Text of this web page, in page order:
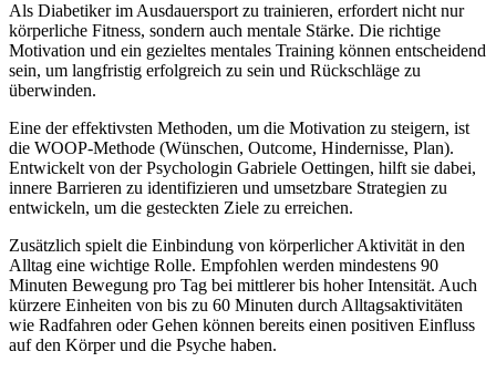
Als Diabetiker im Ausdauersport zu trainieren, erfordert nicht nur
körperliche Fitness, sondern auch mentale Stärke. Die richtige
Motivation und ein gezieltes mentales Training können entscheidend
sein, um langfristig erfolgreich zu sein und Rückschläge zu
überwinden.
Eine der effektivsten Methoden, um die Motivation zu steigern, ist
die WOOP-Methode (Wünschen, Outcome, Hindernisse, Plan).
Entwickelt von der Psychologin Gabriele Oettingen, hilft sie dabei,
innere Barrieren zu identifizieren und umsetzbare Strategien zu
entwickeln, um die gesteckten Ziele zu erreichen.
Zusätzlich spielt die Einbindung von körperlicher Aktivität in den
Alltag eine wichtige Rolle. Empfohlen werden mindestens 90
Minuten Bewegung pro Tag bei mittlerer bis hoher Intensität. Auch
kürzere Einheiten von bis zu 60 Minuten durch Alltagsaktivitäten
wie Radfahren oder Gehen können bereits einen positiven Einfluss
auf den Körper und die Psyche haben.